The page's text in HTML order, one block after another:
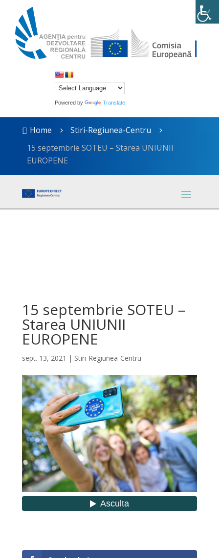
Powered by Translate
 Home 5 Stiri-Regiunea-Centru 5
15 septembrie SOTEU – Starea UNIUNII
EUROPENE
15 septembrie SOTEU –
Starea UNIUNII
EUROPENE
sept. 13, 2021 | Stiri-Regiunea-Centru